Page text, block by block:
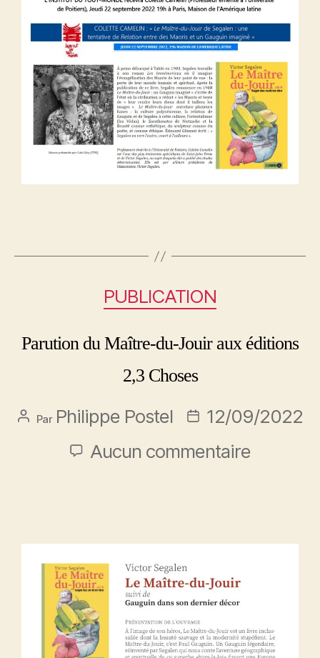
PUBLICATION
Parution du Maître-du-Jouir aux éditions
2,3 Choses
Par Philippe Postel
12/09/2022
Aucun commentaire